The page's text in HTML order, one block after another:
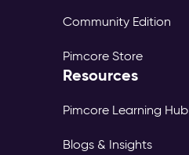
Community Edition
Pimcore Store
Resources
Pimcore Learning Hub
Blogs & Insights